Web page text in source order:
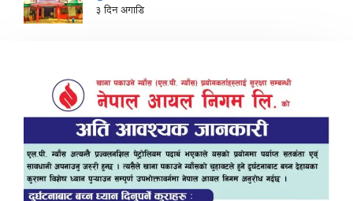
३ दिन अगाडि